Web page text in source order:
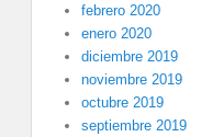
febrero 2020
enero 2020
diciembre 2019
noviembre 2019
octubre 2019
septiembre 2019